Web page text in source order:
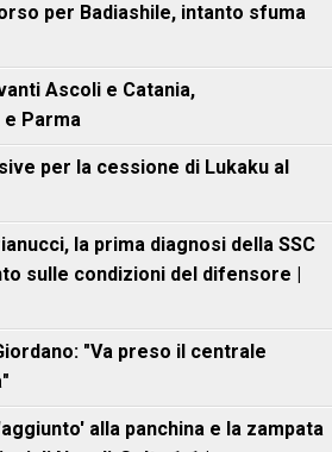
per Badiashile, intanto sfuma
Ascoli e Catania,
Parma
per la cessione di Lukaku al
la prima diagnosi della SSC
sulle condizioni del difensore |
"Va preso il centrale
alla panchina e la zampata